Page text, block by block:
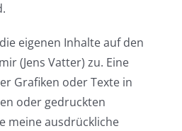
eigenen Inhalte auf den
(Jens Vatter) zu. Eine
Grafiken oder Texte in
oder gedruckten
meine ausdrückliche